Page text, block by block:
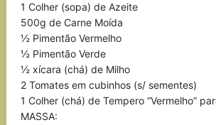
1 Colher (sopa) de Azeite
500g de Carne Moída
½ Pimentão Vermelho
½ Pimentão Verde
½ xícara (chá) de Milho
2 Tomates em cubinhos (s/ sementes)
1 Colher (chá) de Tempero “Vermelho”
MASSA: